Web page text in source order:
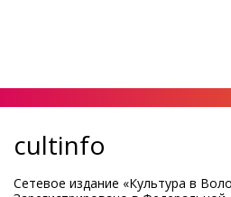
cultinfo
Сетевое издание «Культура в